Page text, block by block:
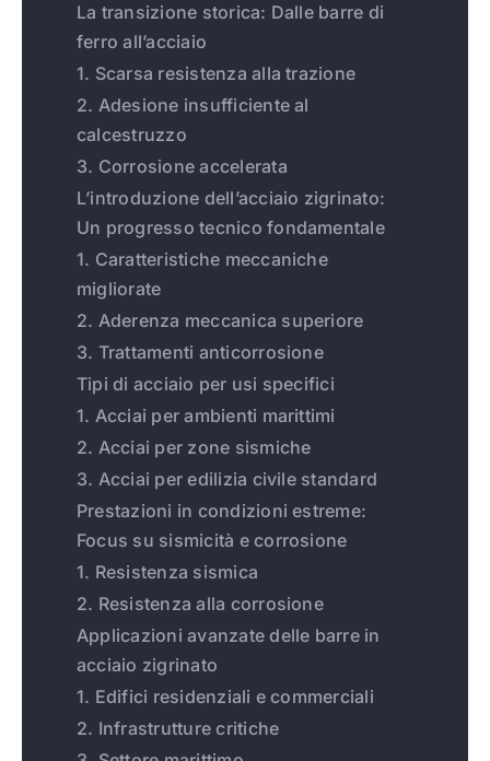
La transizione storica: Dalle barre di
ferro all’acciaio
1. Scarsa resistenza alla trazione
2. Adesione insufficiente al
calcestruzzo
3. Corrosione accelerata
L’introduzione dell’acciaio zigrinato:
Un progresso tecnico fondamentale
1. Caratteristiche meccaniche
migliorate
2. Aderenza meccanica superiore
3. Trattamenti anticorrosione
Tipi di acciaio per usi specifici
1. Acciai per ambienti marittimi
2. Acciai per zone sismiche
3. Acciai per edilizia civile standard
Prestazioni in condizioni estreme:
Focus su sismicità e corrosione
1. Resistenza sismica
2. Resistenza alla corrosione
Applicazioni avanzate delle barre in
acciaio zigrinato
1. Edifici residenziali e commerciali
2. Infrastrutture critiche